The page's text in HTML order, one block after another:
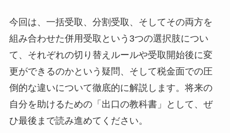
今回は、一括受取、分割受取、そしてその両方を
組み合わせた併用受取という3つの選択肢につい
て、それぞれの切り替えルールや受取開始後に変
更ができるのかという疑問、そして税金面での圧
倒的な違いについて徹底的に解説します。将来の
自分を助けるための「出口の教科書」として、ぜ
ひ最後まで読み進めてください。